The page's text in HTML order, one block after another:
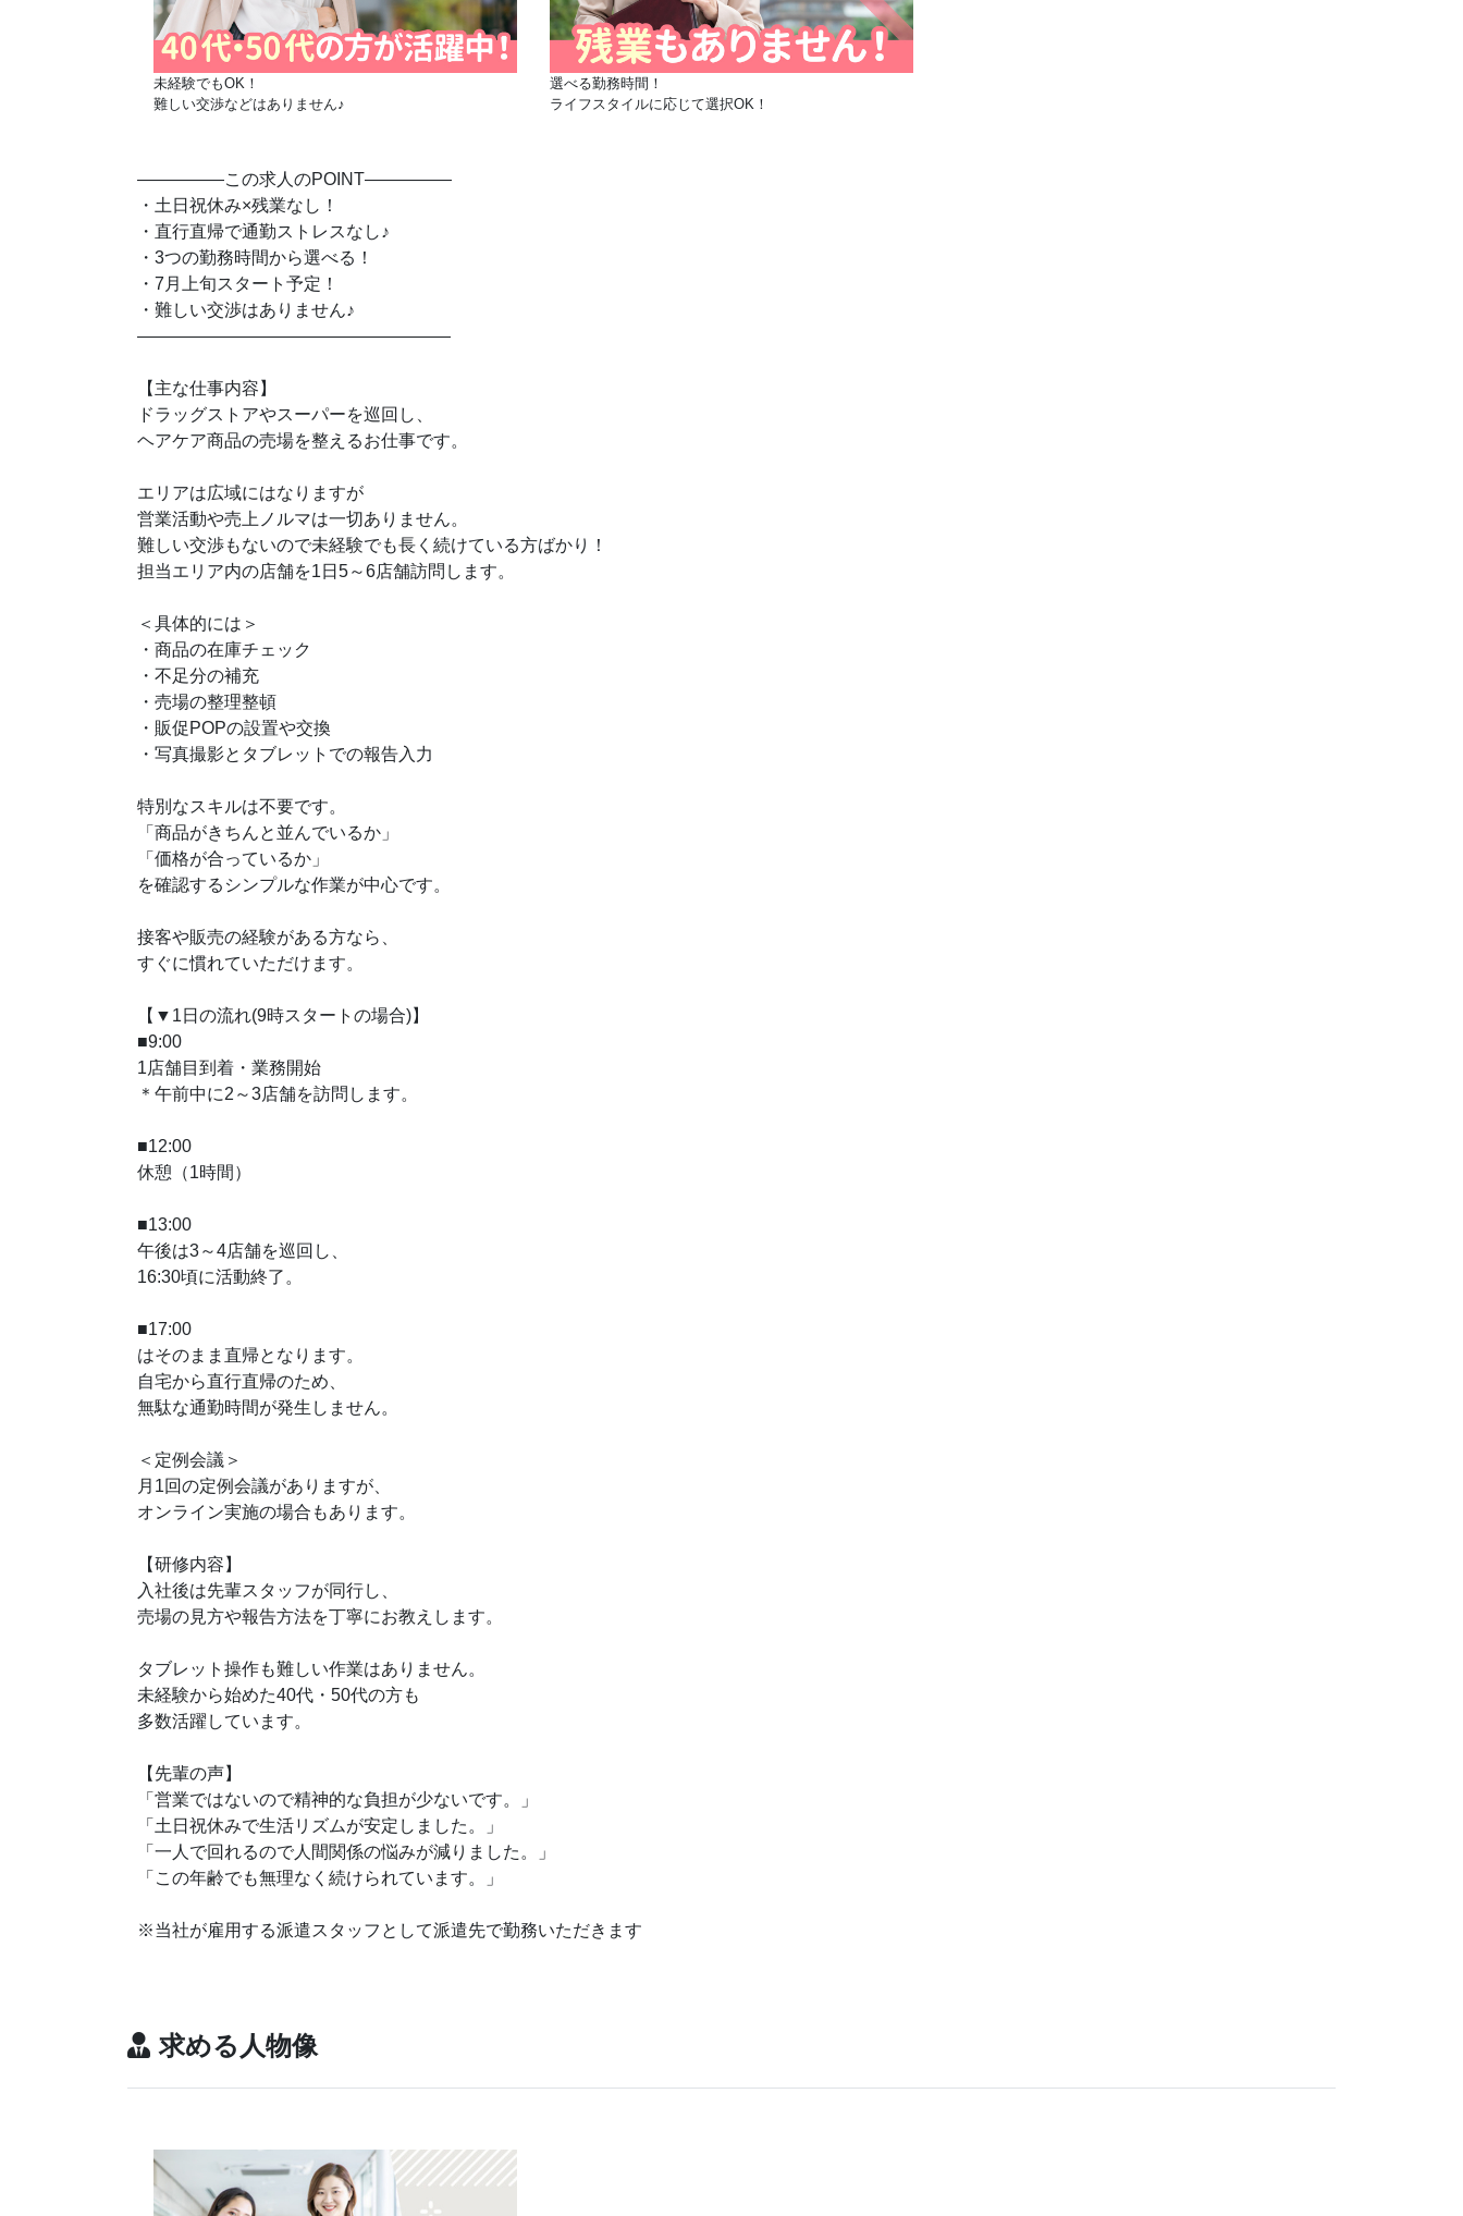
未経験でもOK！
難しい交渉などはありません♪
選べる勤務時間！
ライフスタイルに応じて選択OK！
―――――この求人のPOINT―――――
・土日祝休み×残業なし！
・直行直帰で通勤ストレスなし♪
・3つの勤務時間から選べる！
・7月上旬スタート予定！
・難しい交渉はありません♪
――――――――――――――――――
【主な仕事内容】
ドラッグストアやスーパーを巡回し、
ヘアケア商品の売場を整えるお仕事です。
エリアは広域にはなりますが
営業活動や売上ノルマは一切ありません。
難しい交渉もないので未経験でも長く続けている方ばかり！
担当エリア内の店舗を1日5～6店舗訪問します。
＜具体的には＞
・商品の在庫チェック
・不足分の補充
・売場の整理整頓
・販促POPの設置や交換
・写真撮影とタブレットでの報告入力
特別なスキルは不要です。
「商品がきちんと並んでいるか」
「価格が合っているか」
を確認するシンプルな作業が中心です。
接客や販売の経験がある方なら、
すぐに慣れていただけます。
【▼1日の流れ(9時スタートの場合)】
■9:00
1店舗目到着・業務開始
＊午前中に2～3店舗を訪問します。
■12:00
休憩（1時間）
■13:00
午後は3～4店舗を巡回し、
16:30頃に活動終了。
■17:00
はそのまま直帰となります。
自宅から直行直帰のため、
無駄な通勤時間が発生しません。
＜定例会議＞
月1回の定例会議がありますが、
オンライン実施の場合もあります。
【研修内容】
入社後は先輩スタッフが同行し、
売場の見方や報告方法を丁寧にお教えします。
タブレット操作も難しい作業はありません。
未経験から始めた40代・50代の方も
多数活躍しています。
【先輩の声】
「営業ではないので精神的な負担が少ないです。」
「土日祝休みで生活リズムが安定しました。」
「一人で回れるので人間関係の悩みが減りました。」
「この年齢でも無理なく続けられています。」
※当社が雇用する派遣スタッフとして派遣先で勤務いただきます
求める人物像